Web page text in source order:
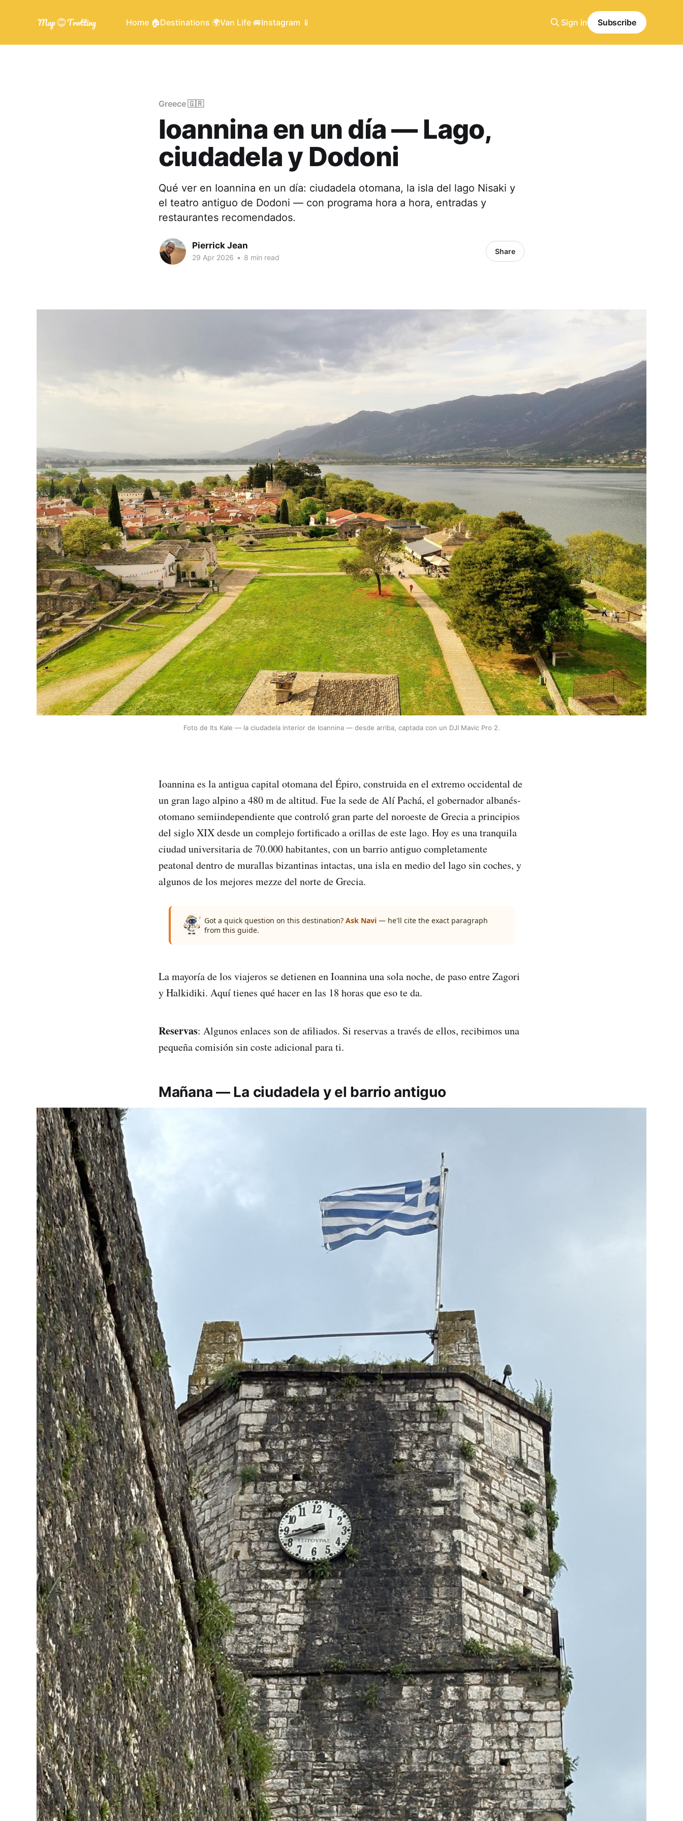
Home 🏠Destinations 🌍Van Life 🚐Instagram 📱 Sign in Subscribe
Greece 🇬🇷
Ioannina en un día — Lago,
ciudadela y Dodoni
Qué ver en Ioannina en un día: ciudadela otomana, la isla del lago Nisaki y
el teatro antiguo de Dodoni — con programa hora a hora, entradas y
restaurantes recomendados.
Pierrick Jean
29 Apr 2026 • 8 min read
Share
Foto de Its Kale — la ciudadela interior de Ioannina — desde arriba, captada con un DJI Mavic Pro 2.
Ioannina es la antigua capital otomana del Épiro, construida en el extremo occidental de
un gran lago alpino a 480 m de altitud. Fue la sede de Alí Pachá, el gobernador albanés-
otomano semiindependiente que controló gran parte del noroeste de Grecia a principios
del siglo XIX desde un complejo fortificado a orillas de este lago. Hoy es una tranquila
ciudad universitaria de 70.000 habitantes, con un barrio antiguo completamente
peatonal dentro de murallas bizantinas intactas, una isla en medio del lago sin coches, y
algunos de los mejores mezze del norte de Grecia.
Got a quick question on this destination? Ask Navi — he'll cite the exact paragraph
from this guide.
La mayoría de los viajeros se detienen en Ioannina una sola noche, de paso entre Zagori
y Halkidiki. Aquí tienes qué hacer en las 18 horas que eso te da.
Reservas: Algunos enlaces son de afiliados. Si reservas a través de ellos, recibimos una
pequeña comisión sin coste adicional para ti.
Mañana — La ciudadela y el barrio antiguo